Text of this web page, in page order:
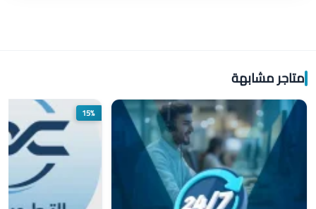
متاجر مشابهة
15%